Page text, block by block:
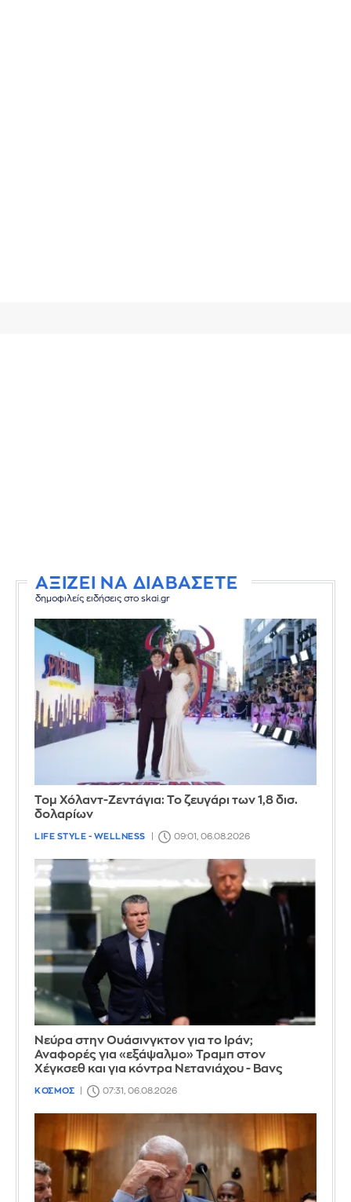
ΑΞΙΖΕΙ ΝΑ ΔΙΑΒΑΣΕΤΕ
δημοφιλείς ειδήσεις στο skai.gr
Τομ Χόλαντ-Ζεντάγια: Το ζευγάρι των 1,8 δισ.
δολαρίων
LIFE STYLE - WELLNESS 09:01, 06.08.2026
Νεύρα στην Ουάσινγκτον για το Ιράν;
Αναφορές για «εξάψαλμο» Τραμπ στον
Χέγκσεθ και για κόντρα Νετανιάχου - Βανς
ΚΟΣΜΟΣ 07:31, 06.08.2026